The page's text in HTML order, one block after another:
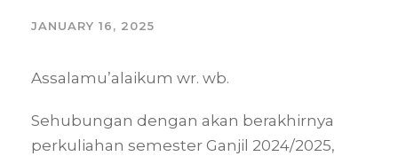
JANUARY 16, 2025
Assalamu’alaikum wr. wb.
Sehubungan dengan akan berakhirnya
perkuliahan semester Ganjil 2024/2025,